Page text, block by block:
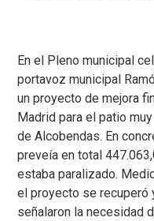
En el Pleno municipal
portavoz municipal
un proyecto de mejora
Madrid para el patio
de Alcobendas. En
preveía en total
estaba paralizado.
el proyecto se
señalaron la necesidad